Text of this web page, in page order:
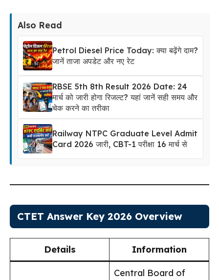
Also Read
Petrol Diesel Price Today: क्या बढ़ेंगे दाम?
जानें ताजा अपडेट और नए रेट
RBSE 5th 8th Result 2026 Date: 24
मार्च को जारी होगा रिजल्ट? यहां जानें सही समय और
चेक करने का तरीका
Railway NTPC Graduate Level Admit
Card 2026 जारी, CBT-1 परीक्षा 16 मार्च से
CTET Answer Key 2026 Overview
Details Information
Central Board of